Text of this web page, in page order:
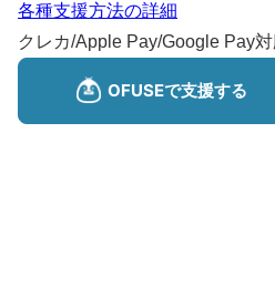
各種支援方法の詳細
クレカ/Apple Pay/Google Pay